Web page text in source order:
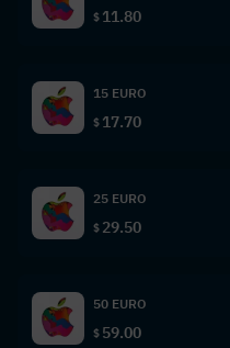
$ 11.80
15 EURO
$ 17.70
25 EURO
$ 29.50
50 EURO
$ 59.00